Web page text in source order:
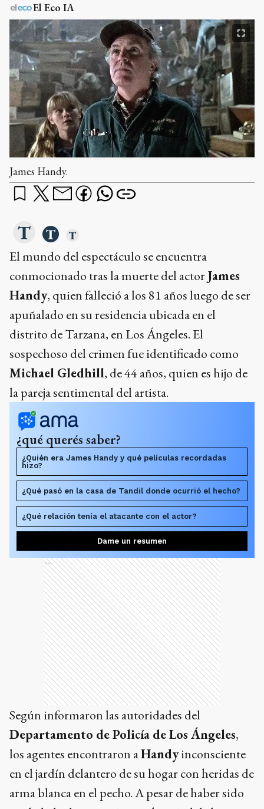
El Eco IA
James Handy.
El mundo del espectáculo se encuentra
conmocionado tras la muerte del actorJames
Handy, quien falleció a los 81 años luego de ser
apuñalado en su residencia ubicada en el
distrito de Tarzana, en Los Ángeles. El
sospechoso del crimen fue identificado como
Michael Gledhill, de 44 años, quien es hijo de
la pareja sentimental del artista.
¿qué querés saber?
¿Quién era James Handy y qué películas recordadas
hizo?
¿Qué pasó en la casa de Tandil donde ocurrió el hecho?
¿Qué relación tenía el atacante con el actor?
Dame un resumen
Ads
Según informaron las autoridades del
Departamento de Policía de Los Ángeles,
los agentes encontraron aHandyinconsciente
en el jardín delantero de su hogar con heridas de
arma blanca en el pecho. A pesar de haber sido